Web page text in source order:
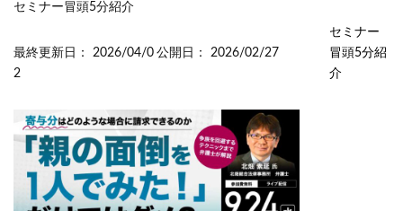
セミナー冒頭5分紹介
最終更新日： 2026/04/0
2
公開日： 2026/02/27
セミナー
冒頭5分紹
介